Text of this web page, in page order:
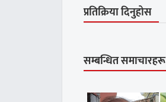
प्रतिक्रिया दिनुहोस
सम्बन्धित समाचारहरू